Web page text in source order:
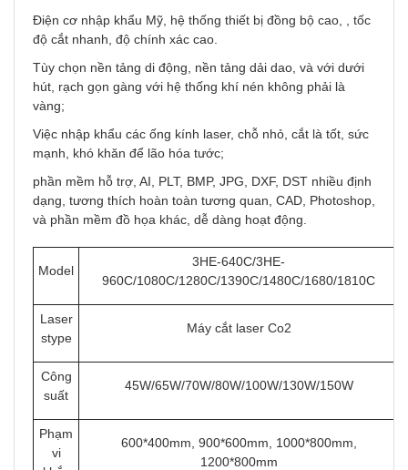
Điện cơ nhập khẩu Mỹ, hệ thống thiết bị đồng bộ cao, , tốc
độ cắt nhanh, độ chính xác cao.
Tùy chọn nền tảng di động, nền tảng dải dao, và với dưới
hút, rạch gọn gàng với hệ thống khí nén không phải là
vàng;
Việc nhập khẩu các ống kính laser, chỗ nhỏ, cắt là tốt, sức
mạnh, khó khăn để lão hóa tước;
phần mềm hỗ trợ, AI, PLT, BMP, JPG, DXF, DST nhiều định
dạng, tương thích hoàn toàn tương quan, CAD, Photoshop,
và phần mềm đồ họa khác, dễ dàng hoạt động.
Model
3HE-640C/3HE-
960C/1080C/1280C/1390C/1480C/1680/1810C
Laser
stype
Máy cắt laser Co2
Công
suất
45W/65W/70W/80W/100W/130W/150W
Phạm
vi
600*400mm, 900*600mm, 1000*800mm,
1200*800mm